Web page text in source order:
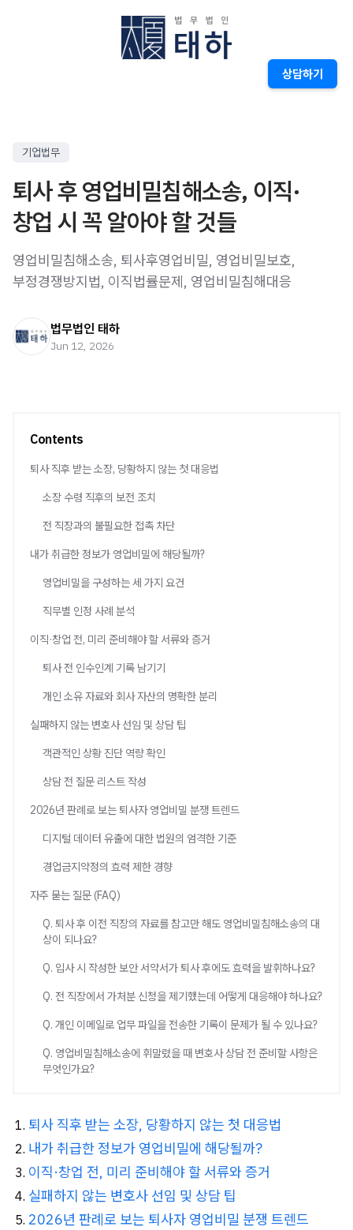
상담하기
기업법무
퇴사 후 영업비밀침해소송, 이직·
창업 시 꼭 알아야 할 것들
영업비밀침해소송, 퇴사후영업비밀, 영업비밀보호,
부정경쟁방지법, 이직법률문제, 영업비밀침해대응
법무법인 태하
Jun 12, 2026
Contents
퇴사 직후 받는 소장, 당황하지 않는 첫 대응법
소장 수령 직후의 보전 조치
전 직장과의 불필요한 접촉 차단
내가 취급한 정보가 영업비밀에 해당될까?
영업비밀을 구성하는 세 가지 요건
직무별 인정 사례 분석
이직·창업 전, 미리 준비해야 할 서류와 증거
퇴사 전 인수인계 기록 남기기
개인 소유 자료와 회사 자산의 명확한 분리
실패하지 않는 변호사 선임 및 상담 팁
객관적인 상황 진단 역량 확인
상담 전 질문 리스트 작성
2026년 판례로 보는 퇴사자 영업비밀 분쟁 트렌드
디지털 데이터 유출에 대한 법원의 엄격한 기준
경업금지약정의 효력 제한 경향
자주 묻는 질문 (FAQ)
Q. 퇴사 후 이전 직장의 자료를 참고만 해도 영업비밀침해소송의 대
상이 되나요?
Q. 입사 시 작성한 보안 서약서가 퇴사 후에도 효력을 발휘하나요?
Q. 전 직장에서 가처분 신청을 제기했는데 어떻게 대응해야 하나요?
Q. 개인 이메일로 업무 파일을 전송한 기록이 문제가 될 수 있나요?
Q. 영업비밀침해소송에 휘말렸을 때 변호사 상담 전 준비할 사항은
무엇인가요?
퇴사 직후 받는 소장, 당황하지 않는 첫 대응법
내가 취급한 정보가 영업비밀에 해당될까?
이직·창업 전, 미리 준비해야 할 서류와 증거
실패하지 않는 변호사 선임 및 상담 팁
2026년 판례로 보는 퇴사자 영업비밀 분쟁 트렌드